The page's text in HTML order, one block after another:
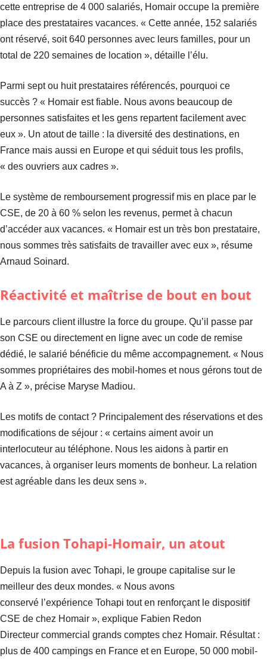
cette entreprise de 4 000 salariés, Homair occupe la première
place des prestataires vacances. « Cette année, 152 salariés
ont réservé, soit 640 personnes avec leurs familles, pour un
total de 220 semaines de location », détaille l’élu.
Parmi sept ou huit prestataires référencés, pourquoi ce
succès ? « Homair est fiable. Nous avons beaucoup de
personnes satisfaites et les gens repartent facilement avec
eux ». Un atout de taille : la diversité des destinations, en
France mais aussi en Europe et qui séduit tous les profils,
« des ouvriers aux cadres ».
Le système de remboursement progressif mis en place par le
CSE, de 20 à 60 % selon les revenus, permet à chacun
d’accéder aux vacances. « Homair est un très bon prestataire,
nous sommes très satisfaits de travailler avec eux », résume
Arnaud Soinard.
Réactivité et maîtrise de bout en bout
Le parcours client illustre la force du groupe. Qu’il passe par
son CSE ou directement en ligne avec un code de remise
dédié, le salarié bénéficie du même accompagnement. « Nous
sommes propriétaires des mobil-homes et nous gérons tout de
A à Z », précise Maryse Madiou.
Les motifs de contact ? Principalement des réservations et des
modifications de séjour : « certains aiment avoir un
interlocuteur au téléphone. Nous les aidons à partir en
vacances, à organiser leurs moments de bonheur. La relation
est agréable dans les deux sens ».
La fusion Tohapi-Homair, un atout
Depuis la fusion avec Tohapi, le groupe capitalise sur le
meilleur des deux mondes. « Nous avons
conservé l’expérience Tohapi tout en renforçant le dispositif
CSE de chez Homair », explique Fabien Redon
Directeur commercial grands comptes chez Homair. Résultat :
plus de 400 campings en France et en Europe, 50 000 mobil-